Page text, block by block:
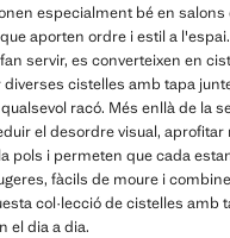
especialment bé en salons
aporten ordre i estil a
servir, es converteixen en
cistelles amb tapa
racó. Més enllà de la
el desordre visual, aprofitar
pols i permeten que cada
fàcils de moure i
col·lecció de cistelles amb
el dia a dia.